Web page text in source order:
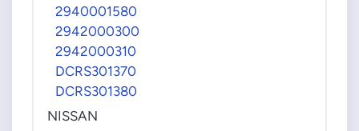
2940001580
2942000300
2942000310
DCRS301370
DCRS301380
NISSAN